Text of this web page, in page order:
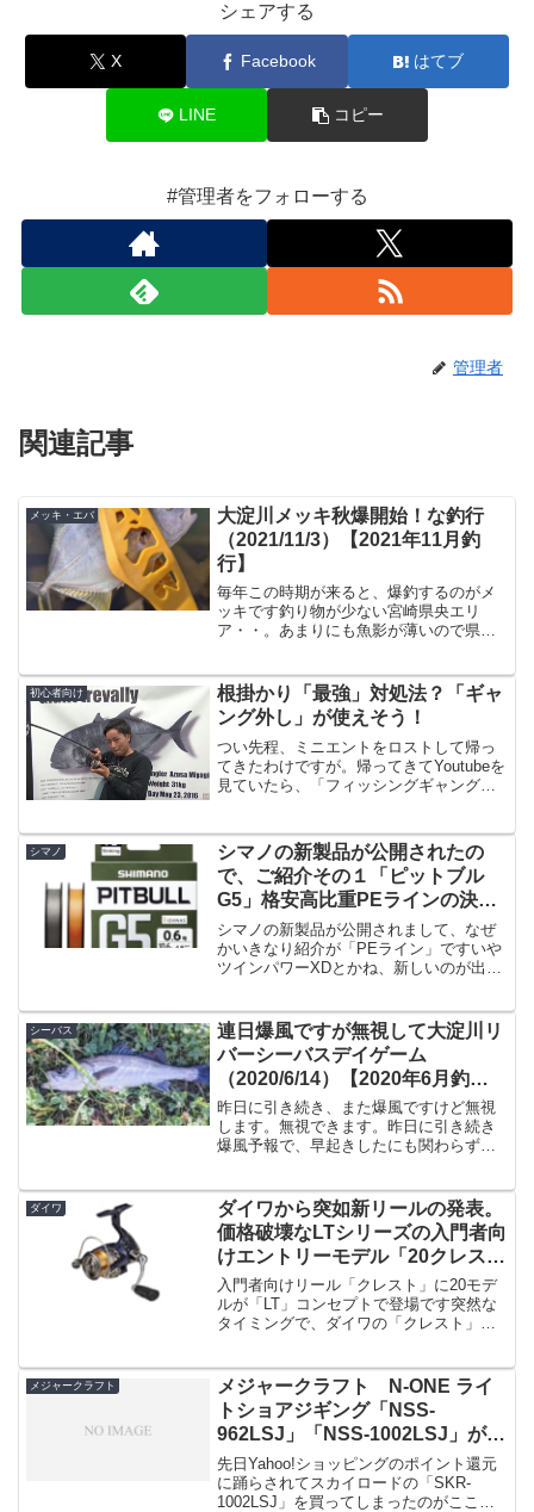
シェアする
X Facebook はてブ
LINE コピー
#管理者をフォローする
管理者
関連記事
メッキ・エバ
大淀川メッキ秋爆開始！な釣行
（2021/11/3）【2021年11月釣
行】
毎年この時期が来ると、爆釣するのがメ
ッキです釣り物が少ない宮崎県央エリ
ア・・。あまりにも魚影が薄いので県北
体は好きなのですが、クソ早起きして場
所取りみたいな事が起きるの...
初心者向け
根掛かり「最強」対処法？「ギャ
ング外し」が使えそう！
つい先程、ミニエントをロストして帰っ
てきたわけですが。帰ってきてYoutubeを
見ていたら、「フィッシングギャング
てから行けば良かった・・・。後悔先に
立たず。とい...
シマノ
シマノの新製品が公開されたの
で、ご紹介その１「ピットブル
G5」格安高比重PEラインの決定
版か？
シマノの新製品が公開されまして、なぜ
かいきなり紹介が「PEライン」ですいや
ツインパワーXDとかね、新しいのが出て
今回気になったのが「高比重PEライン」
なんです。よくよく...
シーバス
連日爆風ですが無視して大淀川リ
バーシーバスデイゲーム
（2020/6/14）【2020年6月釣
行】
昨日に引き続き、また爆風ですけど無視
します。無視できます。昨日に引き続き
爆風予報で、早起きしたにも関わらず、
ば雷 ＞ 爆風 ＞ 雨 という順番じ
ゃないかなと思うわけです...
ダイワ
ダイワから突如新リールの発表。
価格破壊なLTシリーズの入門者向
けエントリーモデル「20クレスト
LT」
入門者向けリール「クレスト」に20モデ
ルが「LT」コンセプトで登場です突然な
タイミングで、ダイワの「クレスト」に
うことで、レブロスの8,500円〜よりさら
に...
メジャークラフト
メジャークラフト N-ONE ライ
トショアジギング「NSS-
962LSJ」「NSS-1002LSJ」がそ
ろそろ店頭に？
先日Yahoo!ショッピングのポイント還元
に踊らされてスカイロードの「SKR-
1002LSJ」を買ってしまったのがここ数